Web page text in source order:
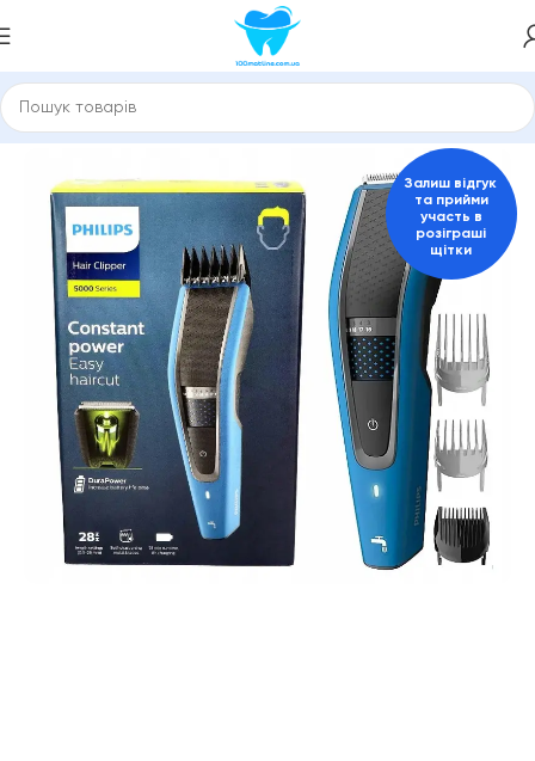
Головна Електробритви та тримери, епілятори
Залиш відгук
та прийми
участь в
розіграші
щітки